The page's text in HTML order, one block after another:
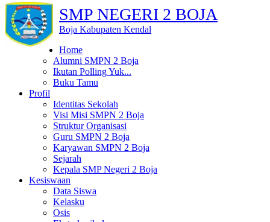
SMP NEGERI 2 BOJA
Boja Kabupaten Kendal
Home
Alumni SMPN 2 Boja
Ikutan Polling Yuk...
Buku Tamu
Profil
Identitas Sekolah
Visi Misi SMPN 2 Boja
Struktur Organisasi
Guru SMPN 2 Boja
Karyawan SMPN 2 Boja
Sejarah
Kepala SMP Negeri 2 Boja
Kesiswaan
Data Siswa
Kelasku
Osis